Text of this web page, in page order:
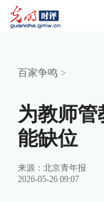
百家争鸣 >
为教师
能缺位
来源： 北京青年报
2026-05-26 09:07